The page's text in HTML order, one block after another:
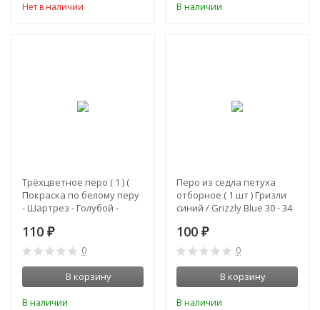
Нет в наличии В наличии
Трёхцветное перо ( 1 ) (
Покраска по белому перу
- Шартрез - Голубой -
110 ₽
0
В корзину
В наличии
Перо из седла петуха
отборное ( 1 шт ) Гризли
синий / Grizzly Blue 30 - 34
100 ₽
0
В корзину
В наличии